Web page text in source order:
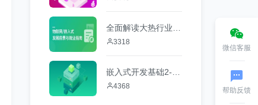
3318
4368
微信客服
帮助反馈